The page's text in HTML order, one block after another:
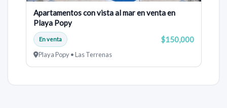
Apartamentos con vista al mar en venta en
Playa Popy
En venta $150,000
Playa Popy • Las Terrenas